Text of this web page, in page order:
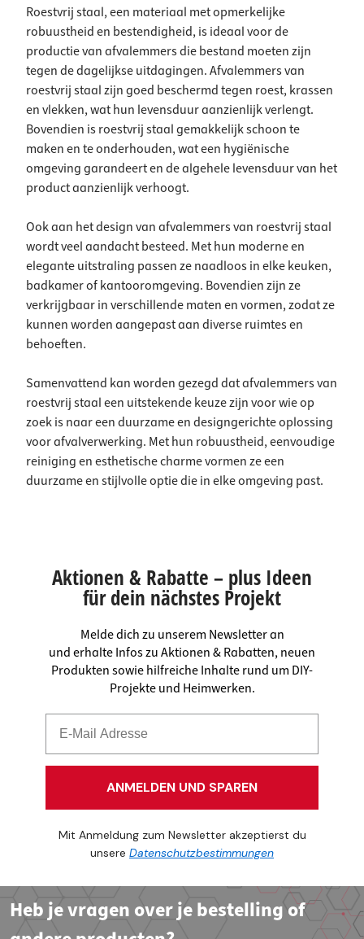
Roestvrij staal, een materiaal met opmerkelijke
robuustheid en bestendigheid, is ideaal voor de
productie van afvalemmers die bestand moeten zijn
tegen de dagelijkse uitdagingen. Afvalemmers van
roestvrij staal zijn goed beschermd tegen roest, krassen
en vlekken, wat hun levensduur aanzienlijk verlengt.
Bovendien is roestvrij staal gemakkelijk schoon te
maken en te onderhouden, wat een hygiënische
omgeving garandeert en de algehele levensduur van het
product aanzienlijk verhoogt.
Ook aan het design van afvalemmers van roestvrij staal
wordt veel aandacht besteed. Met hun moderne en
elegante uitstraling passen ze naadloos in elke keuken,
badkamer of kantooromgeving. Bovendien zijn ze
verkrijgbaar in verschillende maten en vormen, zodat ze
kunnen worden aangepast aan diverse ruimtes en
behoeften.
Samenvattend kan worden gezegd dat afvalemmers van
roestvrij staal een uitstekende keuze zijn voor wie op
zoek is naar een duurzame en designgerichte oplossing
voor afvalverwerking. Met hun robuustheid, eenvoudige
reiniging en esthetische charme vormen ze een
duurzame en stijlvolle optie die in elke omgeving past.
Aktionen & Rabatte – plus Ideen
für dein nächstes Projekt
Melde dich zu unserem Newsletter an
und erhalte Infos zu Aktionen & Rabatten, neuen
Produkten sowie hilfreiche Inhalte rund um DIY-
Projekte und Heimwerken.
ANMELDEN UND SPAREN
Mit Anmeldung zum Newsletter akzeptierst du
unsere Datenschutzbestimmungen
Heb je vragen over je bestelling of